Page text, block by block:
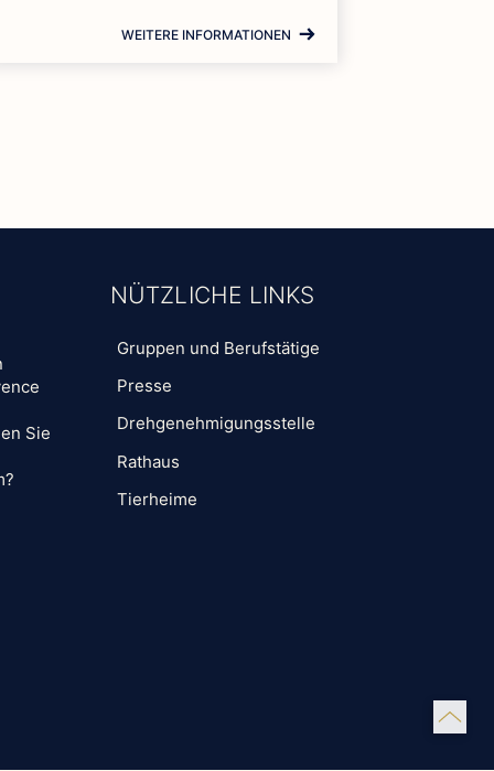
WEITERE INFORMATIONEN
Sie
NÜTZLICHE LINKS
Gruppen und Berufstätige
Presse
Drehgenehmigungsstelle
Rathaus
Tierheime